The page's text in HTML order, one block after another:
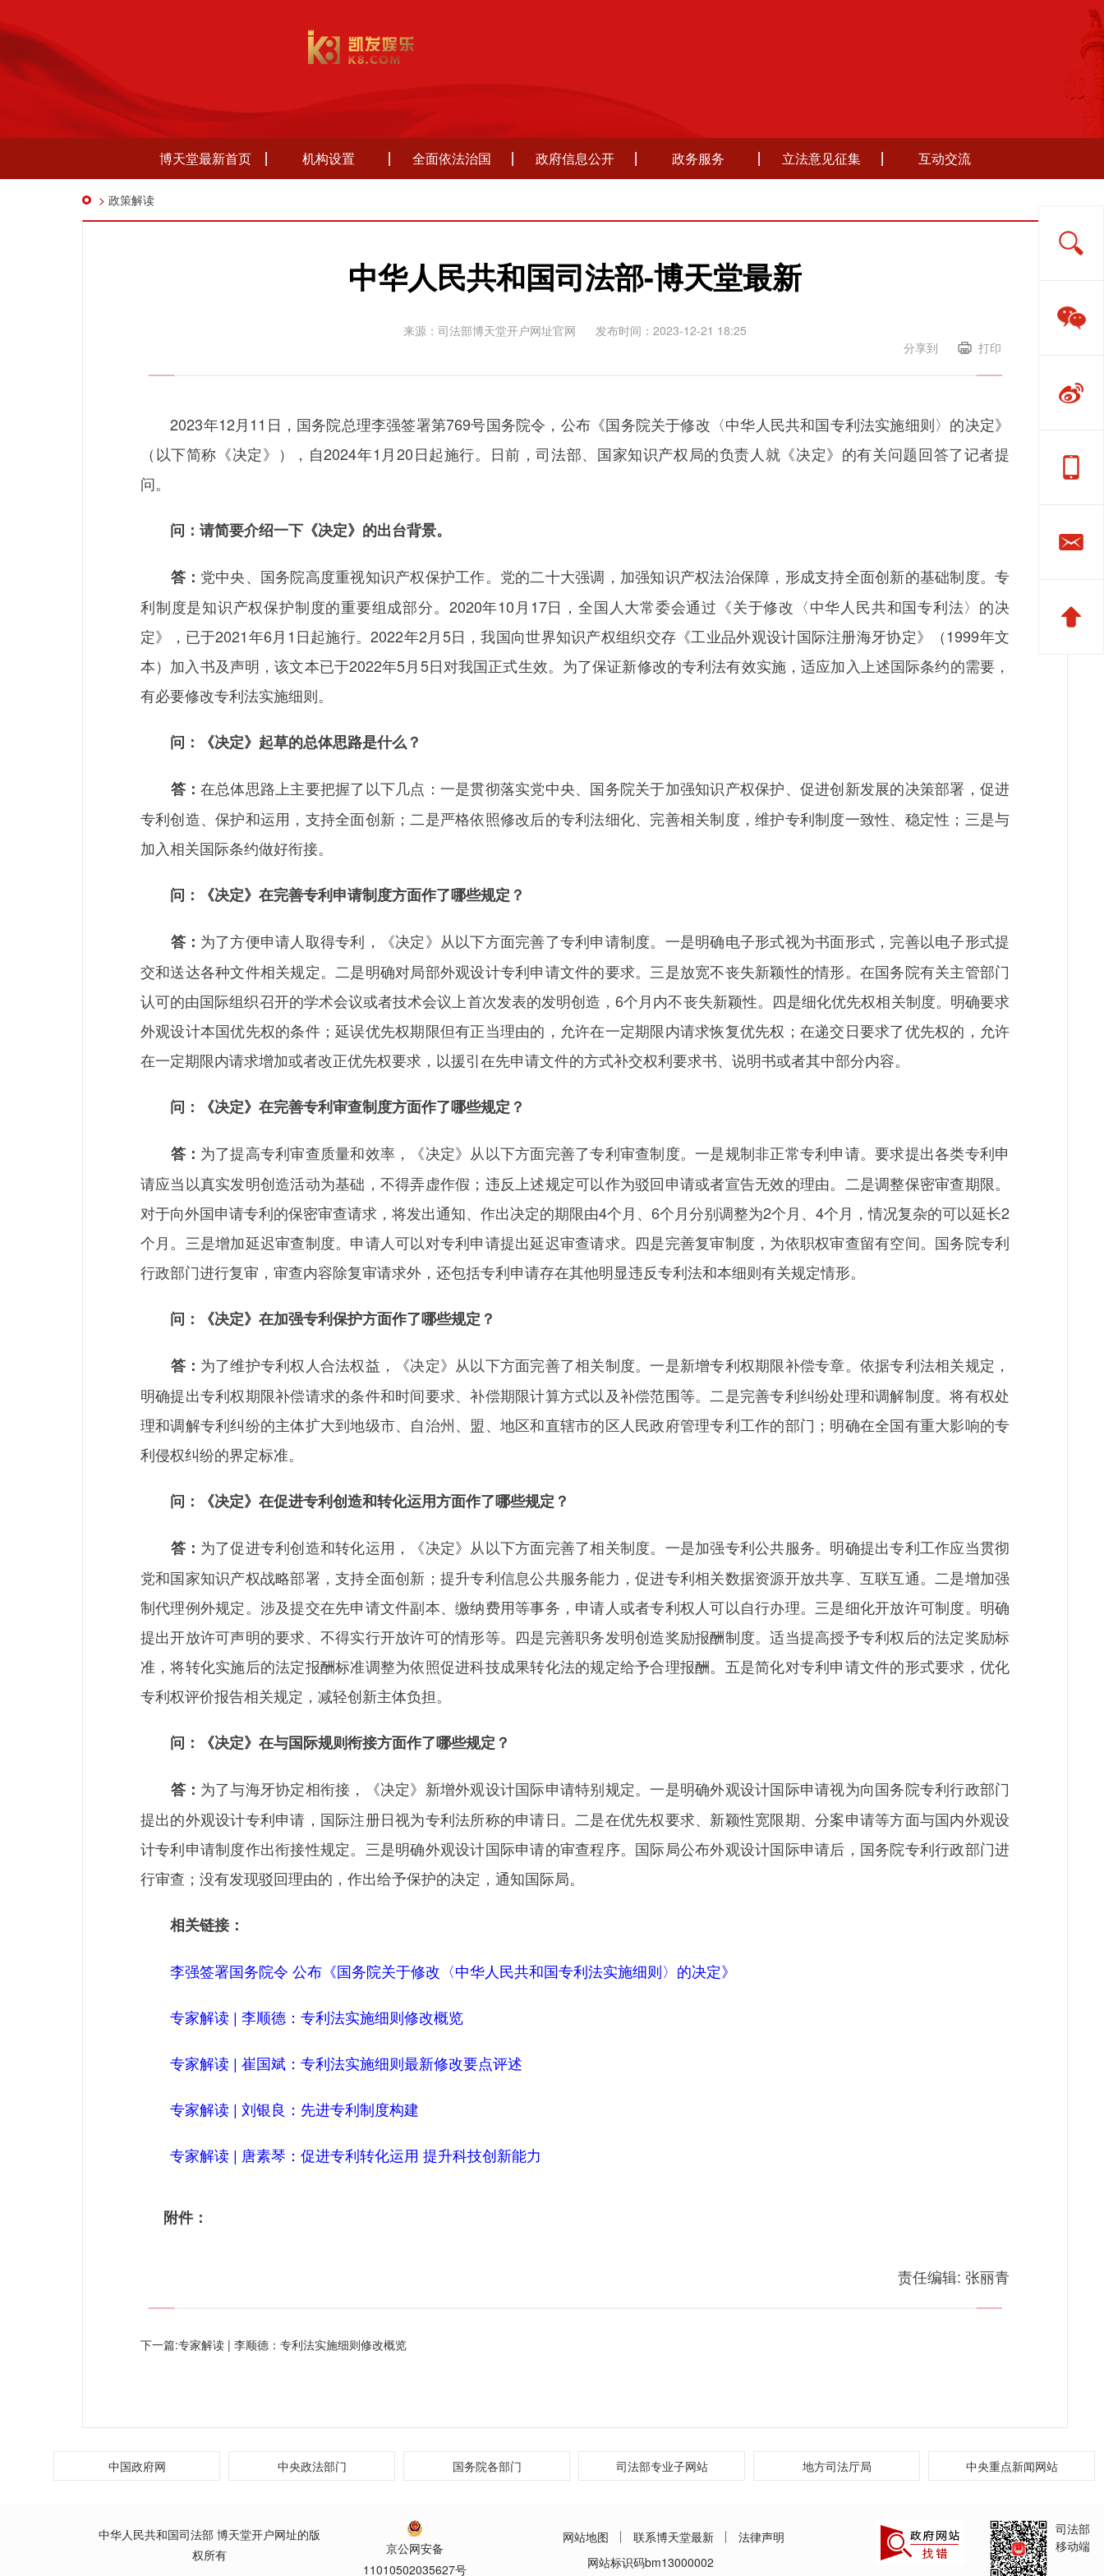
博天堂最新首页 机构设置 全面依法治国 政府信息公开 政务服务 立法意见征集 互动交流
> 政策解读
中华人民共和国司法部-博天堂最新
来源：司法部博天堂开户网址官网
发布时间：2023-12-21 18:25
分享到
打印
2023年12月11日，国务院总理李强签署第769号国务院令，公布《国务院关于修改〈中华人民共和国专利法实施细则〉的决定》
（以下简称《决定》），自2024年1月20日起施行。日前，司法部、国家知识产权局的负责人就《决定》的有关问题回答了记者提
问。
问：请简要介绍一下《决定》的出台背景。
答： 党中央、国务院高度重视知识产权保护工作。党的二十大强调，加强知识产权法治保障，形成支持全面创新的基础制度。专
利制度是知识产权保护制度的重要组成部分。2020年10月17日，全国人大常委会通过《关于修改〈中华人民共和国专利法〉的决
定》，已于2021年6月1日起施行。2022年2月5日，我国向世界知识产权组织交存《工业品外观设计国际注册海牙协定》（1999年文
本）加入书及声明，该文本已于2022年5月5日对我国正式生效。为了保证新修改的专利法有效实施，适应加入上述国际条约的需要，
有必要修改专利法实施细则。
问：《决定》起草的总体思路是什么？
答： 在总体思路上主要把握了以下几点：一是贯彻落实党中央、国务院关于加强知识产权保护、促进创新发展的决策部署，促进
专利创造、保护和运用，支持全面创新；二是严格依照修改后的专利法细化、完善相关制度，维护专利制度一致性、稳定性；三是与
加入相关国际条约做好衔接。
问：《决定》在完善专利申请制度方面作了哪些规定？
答： 为了方便申请人取得专利，《决定》从以下方面完善了专利申请制度。一是明确电子形式视为书面形式，完善以电子形式提
交和送达各种文件相关规定。二是明确对局部外观设计专利申请文件的要求。三是放宽不丧失新颖性的情形。在国务院有关主管部门
认可的由国际组织召开的学术会议或者技术会议上首次发表的发明创造，6个月内不丧失新颖性。四是细化优先权相关制度。明确要求
外观设计本国优先权的条件；延误优先权期限但有正当理由的，允许在一定期限内请求恢复优先权；在递交日要求了优先权的，允许
在一定期限内请求增加或者改正优先权要求，以援引在先申请文件的方式补交权利要求书、说明书或者其中部分内容。
问：《决定》在完善专利审查制度方面作了哪些规定？
答： 为了提高专利审查质量和效率，《决定》从以下方面完善了专利审查制度。一是规制非正常专利申请。要求提出各类专利申
请应当以真实发明创造活动为基础，不得弄虚作假；违反上述规定可以作为驳回申请或者宣告无效的理由。二是调整保密审查期限。
对于向外国申请专利的保密审查请求，将发出通知、作出决定的期限由4个月、6个月分别调整为2个月、4个月，情况复杂的可以延长2
个月。三是增加延迟审查制度。申请人可以对专利申请提出延迟审查请求。四是完善复审制度，为依职权审查留有空间。国务院专利
行政部门进行复审，审查内容除复审请求外，还包括专利申请存在其他明显违反专利法和本细则有关规定情形。
问：《决定》在加强专利保护方面作了哪些规定？
答： 为了维护专利权人合法权益，《决定》从以下方面完善了相关制度。一是新增专利权期限补偿专章。依据专利法相关规定，
明确提出专利权期限补偿请求的条件和时间要求、补偿期限计算方式以及补偿范围等。二是完善专利纠纷处理和调解制度。将有权处
理和调解专利纠纷的主体扩大到地级市、自治州、盟、地区和直辖市的区人民政府管理专利工作的部门；明确在全国有重大影响的专
利侵权纠纷的界定标准。
问：《决定》在促进专利创造和转化运用方面作了哪些规定？
答： 为了促进专利创造和转化运用，《决定》从以下方面完善了相关制度。一是加强专利公共服务。明确提出专利工作应当贯彻
党和国家知识产权战略部署，支持全面创新；提升专利信息公共服务能力，促进专利相关数据资源开放共享、互联互通。二是增加强
制代理例外规定。涉及提交在先申请文件副本、缴纳费用等事务，申请人或者专利权人可以自行办理。三是细化开放许可制度。明确
提出开放许可声明的要求、不得实行开放许可的情形等。四是完善职务发明创造奖励报酬制度。适当提高授予专利权后的法定奖励标
准，将转化实施后的法定报酬标准调整为依照促进科技成果转化法的规定给予合理报酬。五是简化对专利申请文件的形式要求，优化
专利权评价报告相关规定，减轻创新主体负担。
问：《决定》在与国际规则衔接方面作了哪些规定？
答： 为了与海牙协定相衔接，《决定》新增外观设计国际申请特别规定。一是明确外观设计国际申请视为向国务院专利行政部门
提出的外观设计专利申请，国际注册日视为专利法所称的申请日。二是在优先权要求、新颖性宽限期、分案申请等方面与国内外观设
计专利申请制度作出衔接性规定。三是明确外观设计国际申请的审查程序。国际局公布外观设计国际申请后，国务院专利行政部门进
行审查；没有发现驳回理由的，作出给予保护的决定，通知国际局。
相关链接：
李强签署国务院令 公布《国务院关于修改〈中华人民共和国专利法实施细则〉的决定》
专家解读 | 李顺德：专利法实施细则修改概览
专家解读 | 崔国斌：专利法实施细则最新修改要点评述
专家解读 | 刘银良：先进专利制度构建
专家解读 | ​唐素琴：促进专利转化运用 提升科技创新能力
附件：
责任编辑: 张丽青
下一篇:专家解读 | 李顺德：专利法实施细则修改概览
中国政府网 中央政法部门 国务院各部门 司法部专业子网站 地方司法厅局 中央重点新闻网站
中华人民共和国司法部 博天堂开户网址的版
权所有
京公网安备
11010502035627号
网站地图 联系博天堂最新
法律声明
网站标识码bm13000002
司法部
移动端